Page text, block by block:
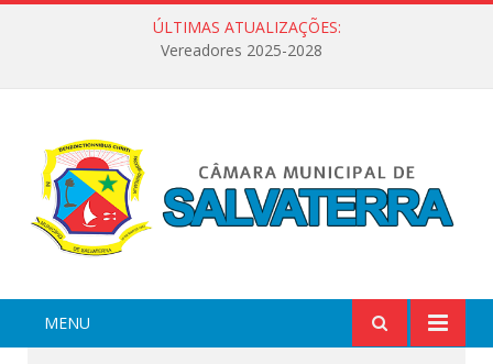
ÚLTIMAS ATUALIZAÇÕES:
Vereadores 2025-2028
MENU